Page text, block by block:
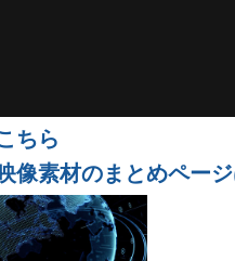
ちら
像素材のまとめペー